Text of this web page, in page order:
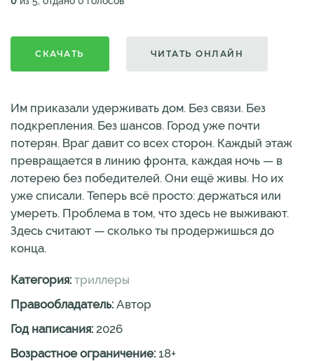
СКАЧАТЬ ЧИТАТЬ ОНЛАЙН
Им приказали удерживать дом. Без связи. Без
подкрепления. Без шансов. Город уже почти
потерян. Враг давит со всех сторон. Каждый этаж
превращается в линию фронта, каждая ночь — в
лотерею без победителей. Они ещё живы. Но их
уже списали. Теперь всё просто: держаться или
умереть. Проблема в том, что здесь не выживают.
Здесь считают — сколько ты продержишься до
конца.
Категория: триллеры
Правообладатель: Автор
Год написания: 2026
Возрастное ограничение: 18+